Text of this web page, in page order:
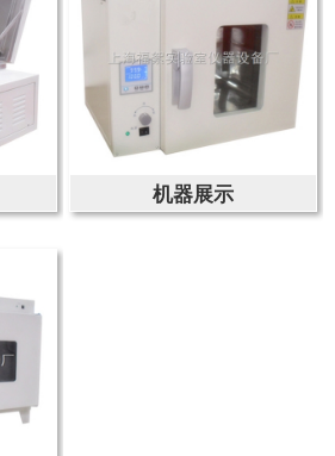
机器展示